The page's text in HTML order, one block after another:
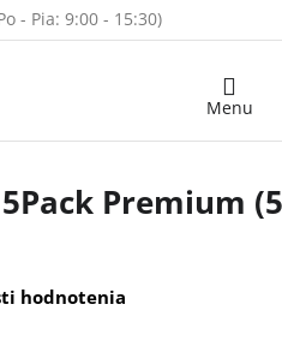
Nákupný
Premium
hodnotenia